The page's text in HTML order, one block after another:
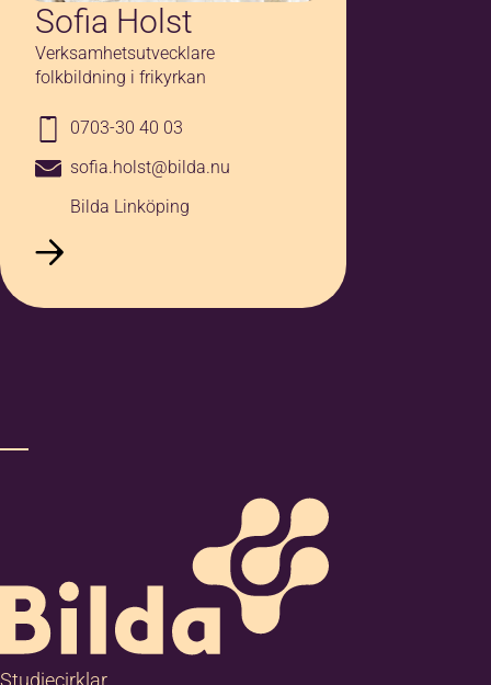
Sofia Holst
Verksamhetsutvecklare
folkbildning i frikyrkan
0703-30 40 03
sofia.holst@bilda.nu
Bilda Linköping
Studiecirklar,